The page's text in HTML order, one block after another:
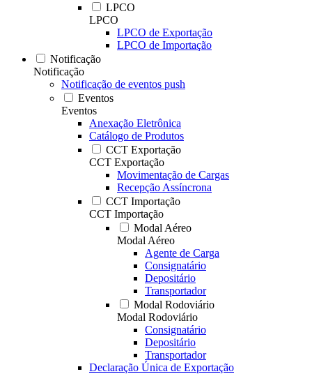
LPCO
LPCO
LPCO de Exportação
LPCO de Importação
Notificação
Notificação
Notificação de eventos push
Eventos
Eventos
Anexação Eletrônica
Catálogo de Produtos
CCT Exportação
CCT Exportação
Movimentação de Cargas
Recepção Assíncrona
CCT Importação
CCT Importação
Modal Aéreo
Modal Aéreo
Agente de Carga
Consignatário
Depositário
Transportador
Modal Rodoviário
Modal Rodoviário
Consignatário
Depositário
Transportador
Declaração Única de Exportação